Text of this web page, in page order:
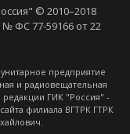
© 2010–2018
ФС 77-59166 от 22
предприятие
и радиовещательная
редакции ГИК "Россия" -
филиала ВГТРК ГТРК